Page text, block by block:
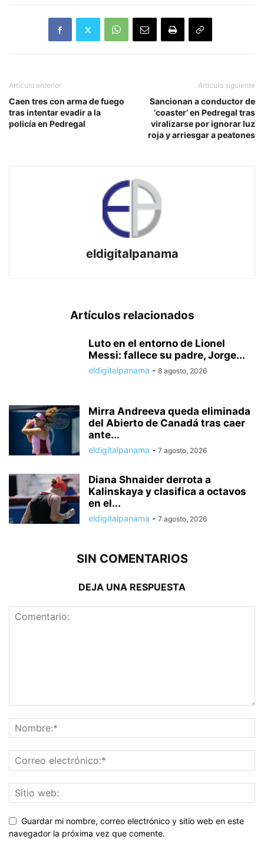
Artículo anterior
Caen tres con arma de fuego
tras intentar evadir a la
policía en Pedregal
Artículo siguiente
Sancionan a conductor de
‘coaster’ en Pedregal tras
viralizarse por ignorar luz
roja y arriesgar a peatones
eldigitalpanama
Artículos relacionados
Luto en el entorno de Lionel
Messi: fallece su padre, Jorge...
eldigitalpanama - 8 agosto, 2026
Mirra Andreeva queda eliminada
del Abierto de Canadá tras caer
ante...
eldigitalpanama - 7 agosto, 2026
Diana Shnaider derrota a
Kalinskaya y clasifica a octavos
en el...
eldigitalpanama - 7 agosto, 2026
SIN COMENTARIOS
DEJA UNA RESPUESTA
Guardar mi nombre, correo electrónico y sitio web en este
navegador la próxima vez que comente.